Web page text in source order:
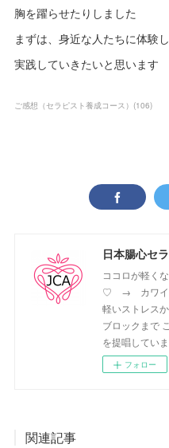
胸を躍らせたりしました
まずは、身近な人たちに体験
実践していきたいと思います
ご感想（セラピスト養成コース） (106)
日本腸心セ
ココロが軽
♡ → カワイイ
軽いストレス
ブロックまで
を提唱していま
フォロー
関連記事